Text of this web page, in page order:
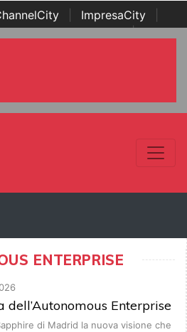
ImpresaCity
Italian Channel Awards | Italian
ENTERPRISE
dell’Autonomous Enterprise
di Madrid la nuova visione che